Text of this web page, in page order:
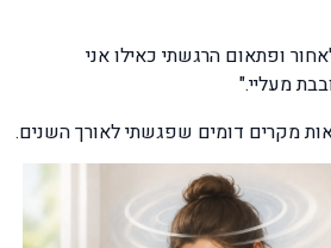
ופתאום הרגשתי כאילו אני
מעליי."
מקרים דומים שפגשתי לאורך השנים.